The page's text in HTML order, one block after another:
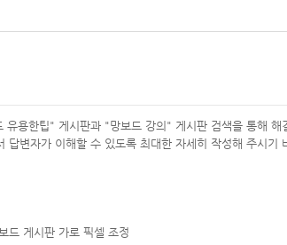
유용한팁" 게시판과 "망보드 강의" 게시판 검색을 통해 해
답변자가 이해할 수 있도록 최대한 자세히 작성해 주시기
드 게시판 가로 픽셀 조정